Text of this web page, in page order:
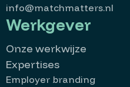
info@matchmatters.nl
Werkgever
Onze werkwijze
Expertises
Employer branding